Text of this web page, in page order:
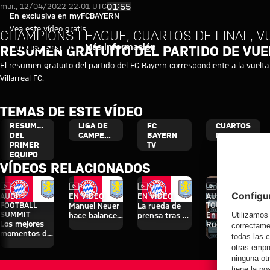
FC Bayern - Villarreal CF:
Reproducir vídeo
En exclusiva en myFCBAYERN
Vea este vídeo gratis
Iniciar sesión Más información
mar., 12/04/2022 22:01 UTC01:55
CHAMPIONS LEAGUE, CUARTOS DE FINAL,
RESUMEN GRATUITO DEL PARTIDO DE
El resumen gratuito del partido del FC Bayern correspondiente a la
Villarreal FC.
TEMAS DE ESTE VÍDEO
RESUMEN
DEL
PRIMER
EQUIPO
LIGA DE
CAMPEONES
FC
BAYERN
TV
CUARTOS
DE FINAL
VÍDEOS RELACIONADOS
Vídeo
AUDI
FOOTBALL
SUMMIT
Los mejores
momentos del
Vídeo
EN VÍDEO
Manuel Neuer
hace balance
Vídeo
EN VÍDEO
La rueda de
prensa tras el
VídeoEntrevista
AUDI SUMMER
TOUR
En diferido:
Rueda de
prensa con
Hainer, Eberl y